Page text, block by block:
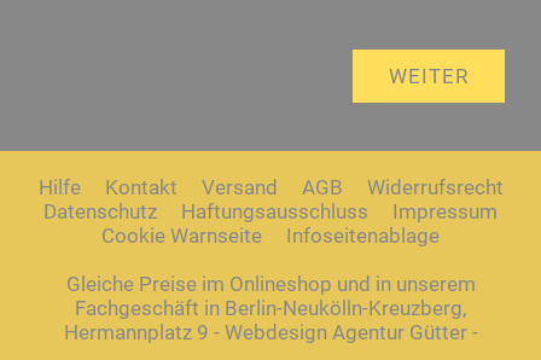
Hilfe Kontakt Versand AGB
Widerrufsrecht
Datenschutz
Haftungsausschluss
Impressum
Cookie Warnseite
Infoseitenablage
Gleiche Preise im Onlineshop und in unserem
Fachgeschäft in Berlin-Neukölln-Kreuzberg,
Hermannplatz 9 - Webdesign Agentur Gütter -